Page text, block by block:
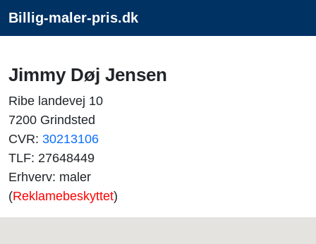
Billig-maler-pris.dk
Jimmy Døj Jensen
Ribe landevej 10
7200 Grindsted
CVR: 30213106
TLF: 27648449
Erhverv: maler
(Reklamebeskyttet)